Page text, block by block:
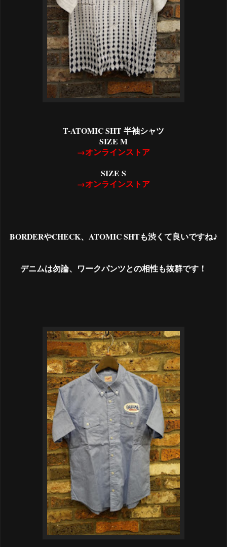
T-ATOMIC SHT 半袖シャツ
SIZE M
→オンラインストア
SIZE S
→オンラインストア
BORDERやCHECK、ATOMIC SHTも渋くて良いですね♪
デニムは勿論、ワークパンツとの相性も抜群です！